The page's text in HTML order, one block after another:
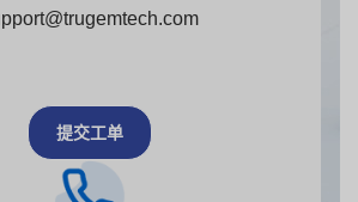
提交工单